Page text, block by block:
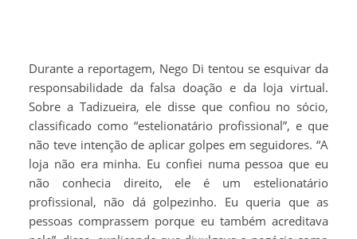
Durante a reportagem, Nego Di tentou se esquivar da
responsabilidade da falsa doação e da loja virtual.
Sobre a Tadizueira, ele disse que confiou no sócio,
classificado como “estelionatário profissional”, e que
não teve intenção de aplicar golpes em seguidores. “A
loja não era minha. Eu confiei numa pessoa que eu
não conhecia direito, ele é um estelionatário
profissional, não dá golpezinho. Eu queria que as
pessoas comprassem porque eu também acreditava